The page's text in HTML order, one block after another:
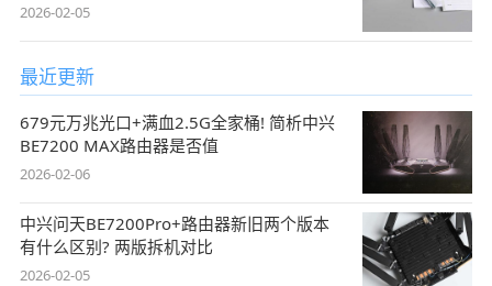
2026-02-05
最近更新
679元万兆光口+满血2.5G全家桶! 简析中兴
BE7200 MAX路由器是否值
2026-02-06
中兴问天BE7200Pro+路由器新旧两个版本
有什么区别? 两版拆机对比
2026-02-05